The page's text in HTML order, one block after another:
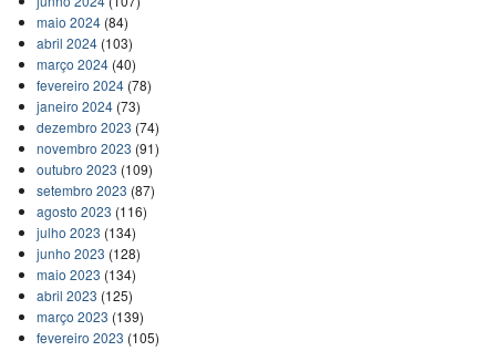
maio 2024(84)
abril 2024(103)
março 2024(40)
fevereiro 2024(78)
janeiro 2024(73)
dezembro 2023 (74)
novembro 2023 (91)
outubro 2023 (109)
setembro 2023 (87)
agosto 2023 (116)
julho 2023 (134)
junho 2023 (128)
maio 2023 (134)
abril 2023 (125)
março 2023 (139)
fevereiro 2023 (105)